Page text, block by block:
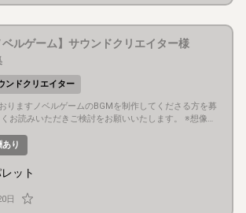
ア』（短編フリーノベルゲーム） https://novelg
期 ・2024年2月シナリ
4月から5月にかけて動画用の素材を一通り完成させ、オ
始 ・2024年6月動画完成 ※納期は依頼から１カ月で考
月夏コミにてパッケージ版の販売 ・DLsiteなど各種ダ
の販売 ◆その他 ・企画は動画制作の知
んので、ご理解いただける方。 ※これまでの動画依頼
し、動画の使用用途をお伝えして、あとは動画を作ら
です。 ・今回の作品は完成済みの作品
フラグメント）のリブート作品となりますので、ご理
、進捗はそちらでお伝えしていますので、アカウント
かります。 強制ではありません。 ・現在は企画
CG担当１名、サウンド担当２名（BGM、音声編集が
担当の方で１名ずつ）、スクリプタ１名で活動してい
方を探しています。 ◆募集人数 スクリプタ
る短編はティラノスクリプトで制作しております。 こ
くは長編の追加コンテンツとして移植したいです。
能を持つ仲間と協力し、人に危害を加える怪異と戦い
える問題に向き合い成長し、異能や怪異、消えた記憶
（リブート前作品 インビジブル
フリー版 https://novelgame.jp/games/show/5488
DLsite https://www.dlsite.com/home/work/=/pro
・パッケージ版、設定資料集、サントラ BOOTH
たいこと ・ノベルゲームの
業 ※アセットの利用を想定していますので、ご自身で
ただかなくても問題ないと思っております。 ・PCゲ
庭用ゲームやスマホアプリへの移植に伴う作業 ※可能
ベルゲーム】サウンドクリエイター様
ンドクリエイター
りますノベルゲームのBGMを制作してくださる方を募
読みいただきご検討をお願いいたします。 ※想像以
度の短編（参加画像は短編のものです）と１０時間
編の前日譚となる作品で、長編は短編の後の時系列
の主人公が異能を持つ仲間と協力し、人に危害を加え
それぞれが抱える問題に向き合い成長し、異能や怪異
り
ット
日